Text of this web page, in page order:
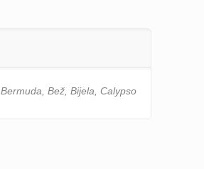
Bermuda, Bež, Bijela, Calypso